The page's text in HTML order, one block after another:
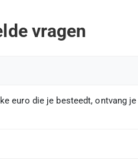
vragen
euro die je besteedt, ontvang